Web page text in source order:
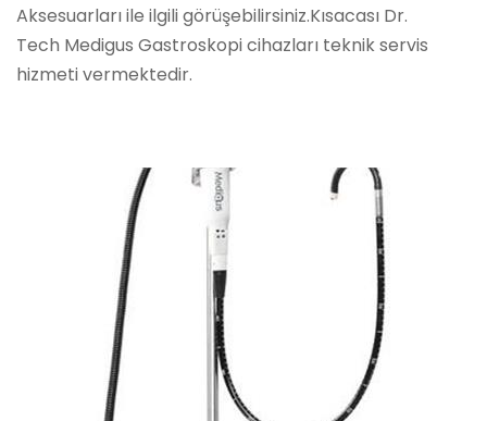
Aksesuarları ile ilgili görüşebilirsiniz.Kısacası Dr.
Tech Medigus Gastroskopi cihazları teknik servis
hizmeti vermektedir.